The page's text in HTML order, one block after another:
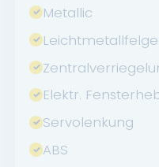
Metallic
Elektr.
Servolenkung
ABS